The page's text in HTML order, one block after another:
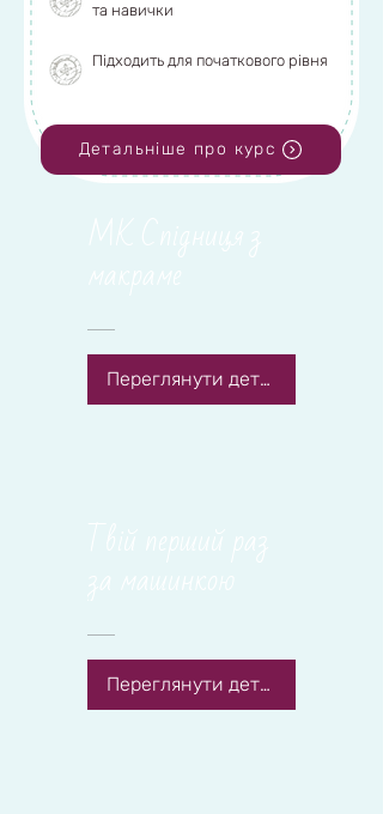
Переглянути деталі
Переглянути деталі
Переглянути деталі
та навички
Підходить для початкового рівня
Детальніше про курс